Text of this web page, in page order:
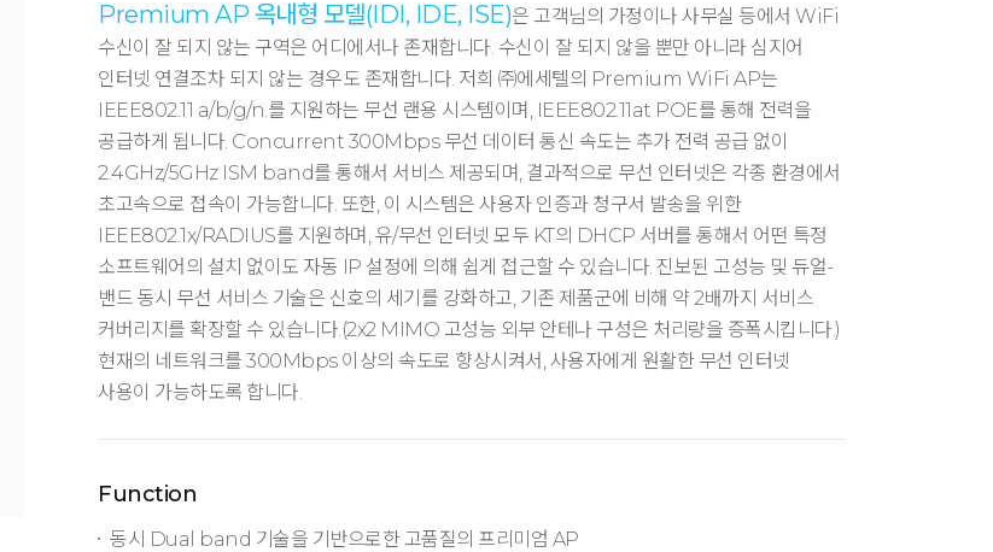
Premium AP 옥내형 모델(IDI, IDE, ISE)은 고객님의 가정이나 사무실 등에서 WiFi
수신이 잘 되지 않는 구역은 어디에서나 존재합니다. 수신이 잘 되지 않을 뿐만 아니라 심지어
인터넷 연결조차 되지 않는 경우도 존재합니다. 저희 ㈜에세텔의 Premium WiFi AP는
IEEE802.11 a/b/g/n.를 지원하는 무선 랜용 시스템이며, IEEE802.11at POE를 통해 전력을
공급하게 됩니다. Concurrent 300Mbps 무선 데이터 통신 속도는 추가 전력 공급 없이
2.4GHz/5GHz ISM band를 통해서 서비스 제공되며, 결과적으로 무선 인터넷은 각종 환경에서
초고속으로 접속이 가능합니다. 또한, 이 시스템은 사용자 인증과 청구서 발송을 위한
IEEE802.1x/RADIUS를 지원하며, 유/무선 인터넷 모두 KT의 DHCP 서버를 통해서 어떤 특정
소프트웨어의 설치 없이도 자동 IP 설정에 의해 쉽게 접근할 수 있습니다. 진보된 고성능 및 듀얼-
밴드 동시 무선 서비스 기술은 신호의 세기를 강화하고, 기존 제품군에 비해 약 2배까지 서비스
커버리지를 확장할 수 있습니다.(2x2 MIMO 고성능 외부 안테나 구성은 처리량을 증폭시킵니다.)
현재의 네트워크를 300Mbps 이상의 속도로 향상시켜서, 사용자에게 원활한 무선 인터넷
사용이 가능하도록 합니다.
Function
동시 Dual band 기술을 기반으로한 고품질의 프리미엄 AP